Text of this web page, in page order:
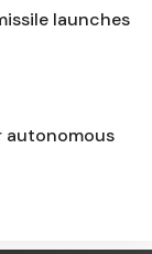
launches
autonomous